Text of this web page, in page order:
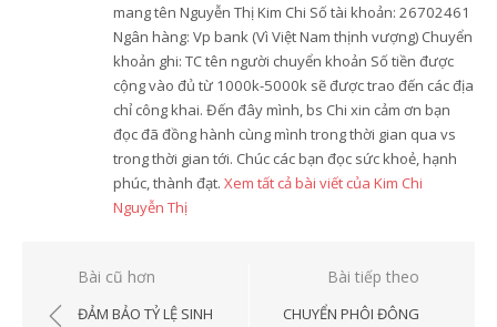
mang tên Nguyễn Thị Kim Chi Số tài khoản: 26702461
Ngân hàng: Vp bank (Vì Việt Nam thịnh vượng) Chuyển
khoản ghi: TC tên người chuyển khoản Số tiền được
cộng vào đủ từ 1000k-5000k sẽ được trao đến các địa
chỉ công khai. Đến đây mình, bs Chi xin cảm ơn bạn
đọc đã đồng hành cùng mình trong thời gian qua vs
trong thời gian tới. Chúc các bạn đọc sức khoẻ, hạnh
phúc, thành đạt. Xem tất cả bài viết của Kim Chi
Nguyễn Thị
Điều
hướng
Bài cũ hơn
ĐẢM BẢO TỶ LỆ SINH
Bài tiếp theo
CHUYỂN PHÔI ĐÔNG